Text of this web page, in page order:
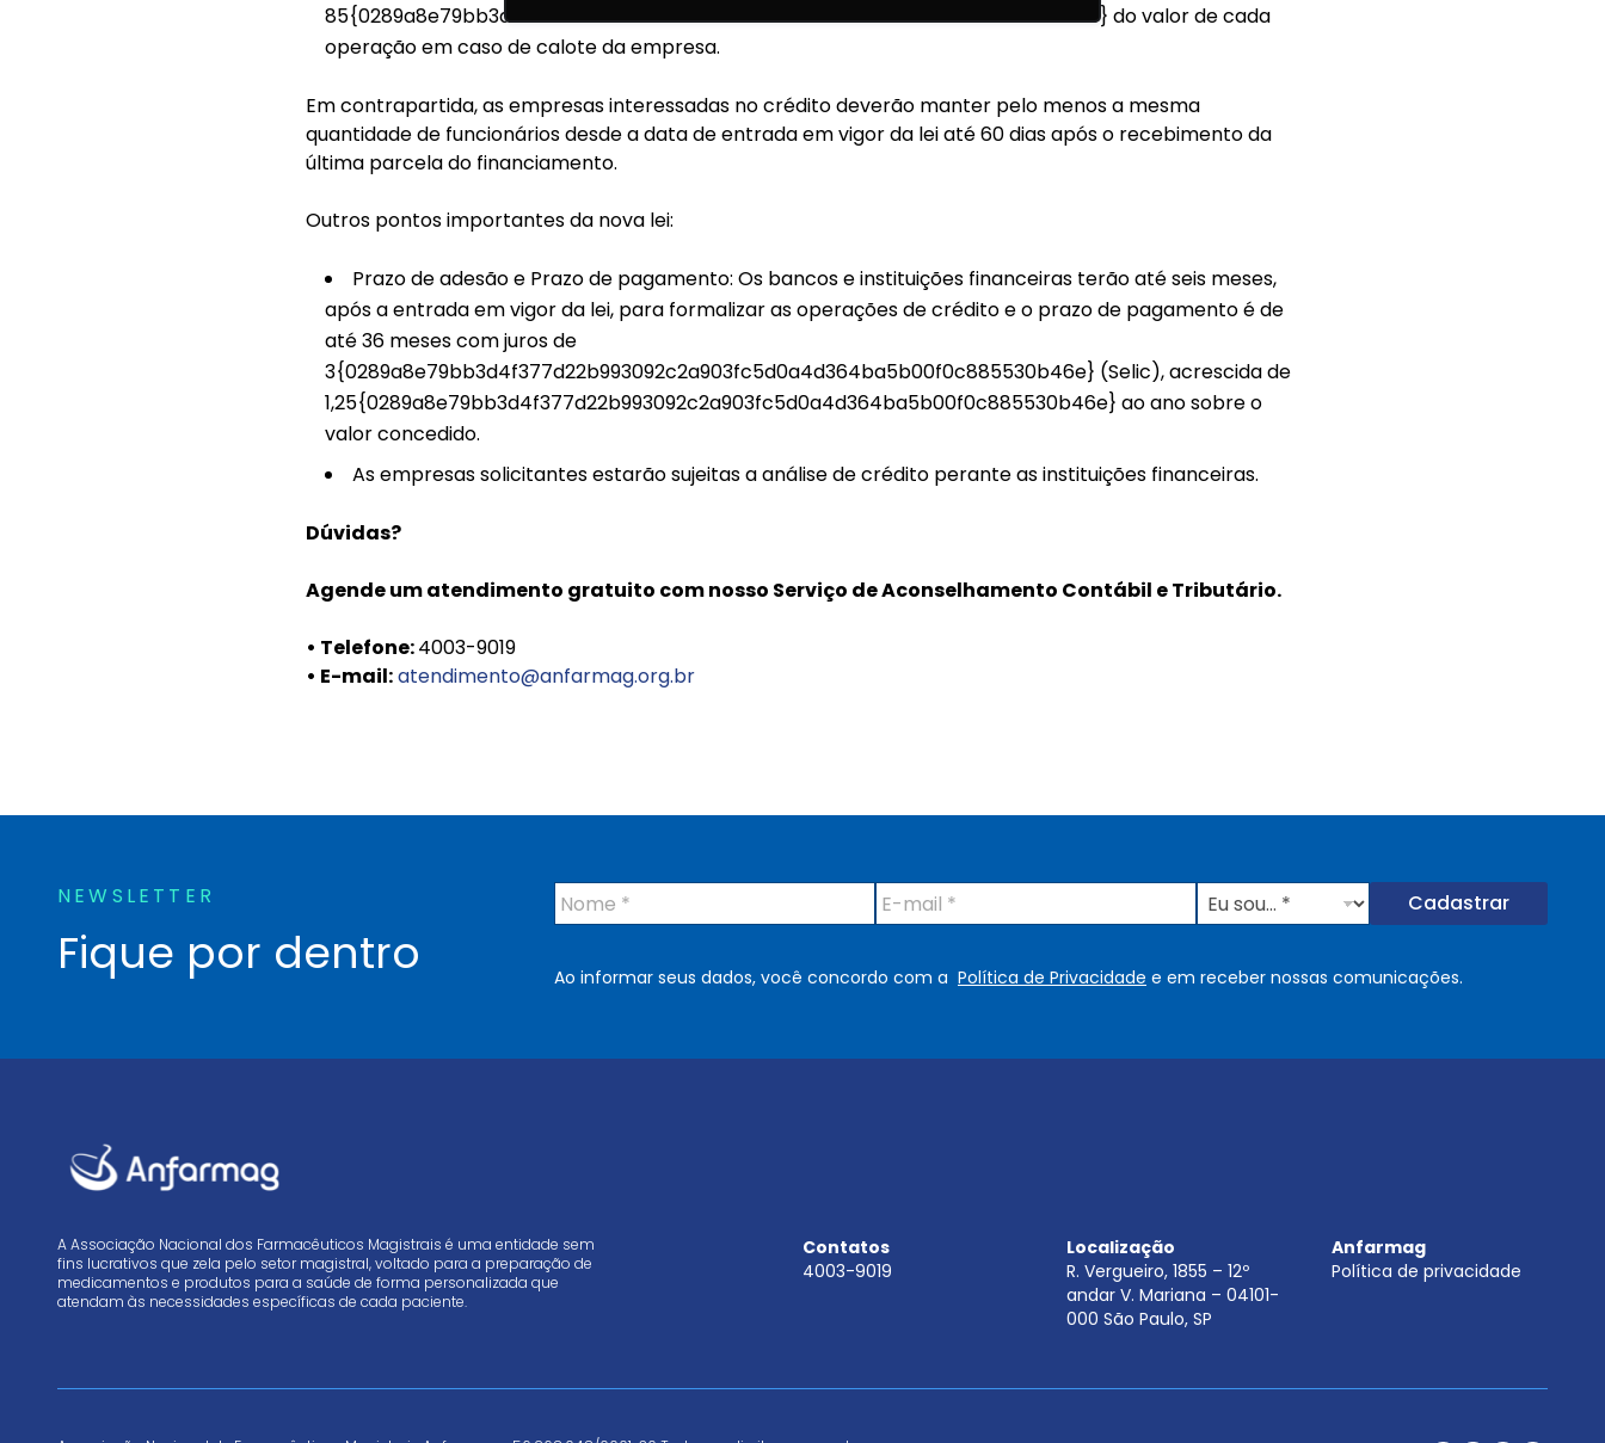
85{0289a8e79bb3d4f377d22b993092c2a903fc5d0a4d364ba5b00f0c885530b46e} do valor de cada
operação em caso de calote da empresa.
Em contrapartida, as empresas interessadas no crédito deverão manter pelo menos a mesma
quantidade de funcionários desde a data de entrada em vigor da lei até 60 dias após o recebimento da
última parcela do financiamento.
Outros pontos importantes da nova lei:
Prazo de adesão e Prazo de pagamento: Os bancos e instituições financeiras terão até seis meses,
após a entrada em vigor da lei, para formalizar as operações de crédito e o prazo de pagamento é de
até 36 meses com juros de
3{0289a8e79bb3d4f377d22b993092c2a903fc5d0a4d364ba5b00f0c885530b46e} (Selic), acrescida de
1,25{0289a8e79bb3d4f377d22b993092c2a903fc5d0a4d364ba5b00f0c885530b46e} ao ano sobre o
valor concedido.
As empresas solicitantes estarão sujeitas a análise de crédito perante as instituições financeiras.
Dúvidas?
Agende um atendimento gratuito com nosso Serviço de Aconselhamento Contábil e Tributário.
• Telefone:4003-9019
• E-mail:atendimento@anfarmag.org.br
NEWSLETTER
Fique por dentro
N
o
*
E
-
i
E
u
u
Cadastrar
Ao informar seus dados, você concordo com a Política de Privacidade e em receber nossas comunicações.
A Associação Nacional dos Farmacêuticos Magistrais é uma entidade sem
fins lucrativos que zela pelo setor magistral, voltado para a preparação de
medicamentos e produtos para a saúde de forma personalizada que
atendam às necessidades específicas de cada paciente.
Contatos
4003-9019
Localização
R. Vergueiro, 1855 – 12º
andar V. Mariana – 04101-
000 São Paulo, SP
Anfarmag
Política de privacidade